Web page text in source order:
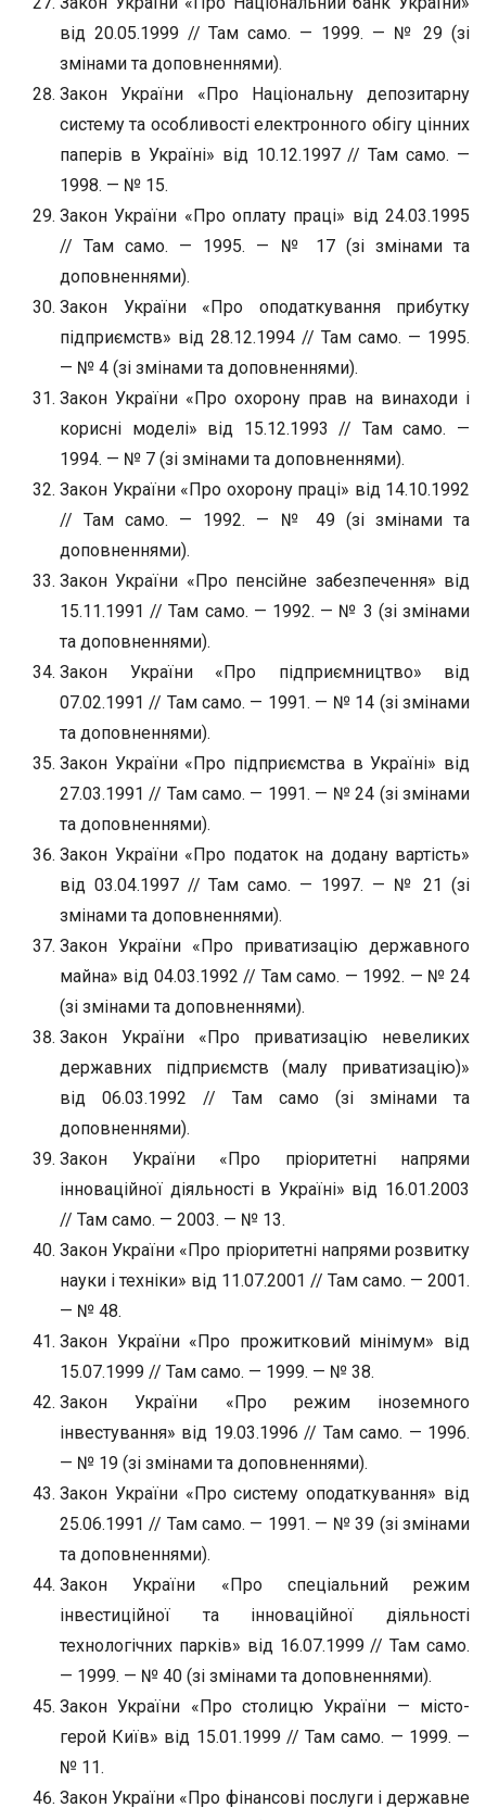
від 20.05.1999 // Там само. — 1999. — № 29 (зі
змінами та доповненнями).
Закон України «Про Національну депозитарну
систему та особливості електронного обігу цінних
паперів в Україні» від 10.12.1997 // Там само. —
1998. — № 15.
Закон України «Про оплату праці» від 24.03.1995
// Там само. — 1995. — № 17 (зі змінами та
доповненнями).
Закон України «Про оподаткування прибутку
підприємств» від 28.12.1994 // Там само. — 1995.
— № 4 (зі змінами та доповненнями).
Закон України «Про охорону прав на винаходи і
корисні моделі» від 15.12.1993 // Там само. —
1994. — № 7 (зі змінами та доповненнями).
Закон України «Про охорону праці» від 14.10.1992
// Там само. — 1992. — № 49 (зі змінами та
доповненнями).
Закон України «Про пенсійне забезпечення» від
15.11.1991 // Там само. — 1992. — № 3 (зі змінами
та доповненнями).
Закон України «Про підприємництво» від
07.02.1991 // Там само. — 1991. — № 14 (зі змінами
та доповненнями).
Закон України «Про підприємства в Україні» від
27.03.1991 // Там само. — 1991. — № 24 (зі змінами
та доповненнями).
Закон України «Про податок на додану вартість»
від 03.04.1997 // Там само. — 1997. — № 21 (зі
змінами та доповненнями).
Закон України «Про приватизацію державного
майна» від 04.03.1992 // Там само. — 1992. — № 24
(зі змінами та доповненнями).
Закон України «Про приватизацію невеликих
державних підприємств (малу приватизацію)»
від 06.03.1992 // Там само (зі змінами та
доповненнями).
Закон України «Про пріоритетні напрями
інноваційної діяльності в Україні» від 16.01.2003
// Там само. — 2003. — № 13.
Закон України «Про пріоритетні напрями розвитку
науки і техніки» від 11.07.2001 // Там само. — 2001.
— № 48.
Закон України «Про прожитковий мінімум» від
15.07.1999 // Там само. — 1999. — № 38.
Закон України «Про режим іноземного
інвестування» від 19.03.1996 // Там само. — 1996.
— № 19 (зі змінами та доповненнями).
Закон України «Про систему оподаткування» від
25.06.1991 // Там само. — 1991. — № 39 (зі змінами
та доповненнями).
Закон України «Про спеціальний режим
інвестиційної та інноваційної діяльності
технологічних парків» від 16.07.1999 // Там само.
— 1999. — № 40 (зі змінами та доповненнями).
Закон України «Про столицю України — місто-
герой Київ» від 15.01.1999 // Там само. — 1999. —
№ 11.
Закон України «Про фінансові послуги і державне